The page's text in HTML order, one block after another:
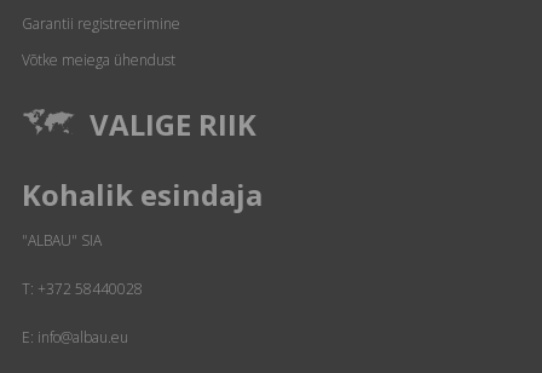
Garantii registreerimine
Võtke meiega ühendust
VALIGE RIIK
Kohalik esindaja
"ALBAU" SIA
T: +372 58440028
E: info@albau.eu